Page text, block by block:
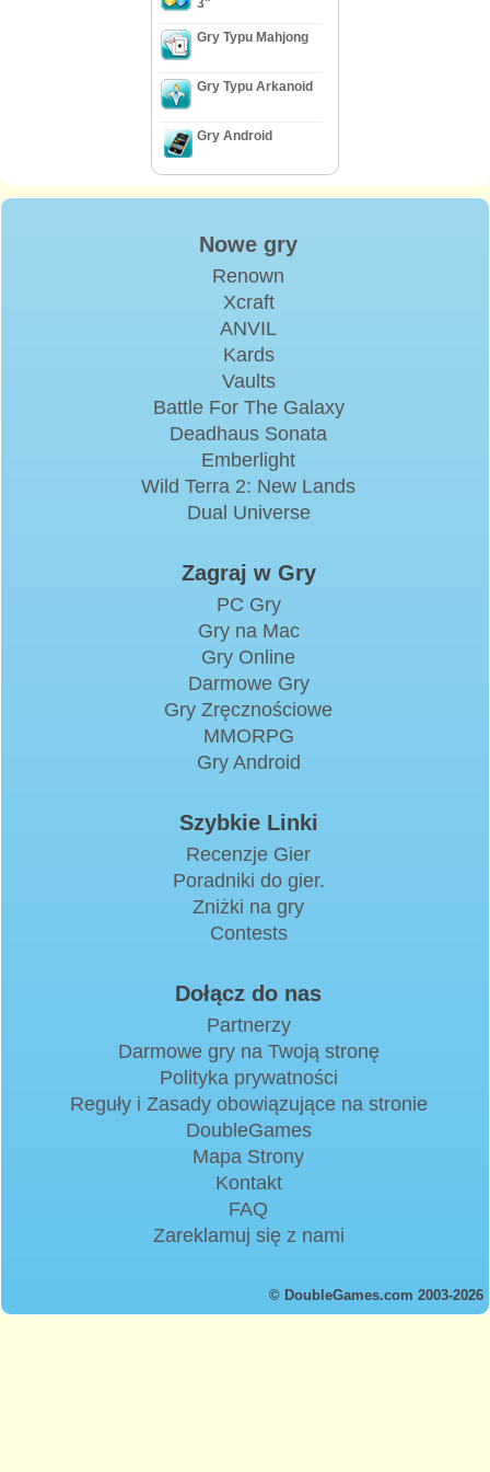
Gry Typu Mahjong
Gry Typu Arkanoid
Gry Android
Nowe gry
Renown
Xcraft
ANVIL
Kards
Vaults
Battle For The Galaxy
Deadhaus Sonata
Emberlight
Wild Terra 2: New Lands
Dual Universe
Zagraj w Gry
PC Gry
Gry na Mac
Gry Online
Darmowe Gry
Gry Zręcznościowe
MMORPG
Gry Android
Szybkie Linki
Recenzje Gier
Poradniki do gier.
Zniżki na gry
Contests
Dołącz do nas
Partnerzy
Darmowe gry na Twoją stronę
Polityka prywatności
Reguły i Zasady obowiązujące na stronie
DoubleGames
Mapa Strony
Kontakt
FAQ
Zareklamuj się z nami
© DoubleGames.com 2003-2026